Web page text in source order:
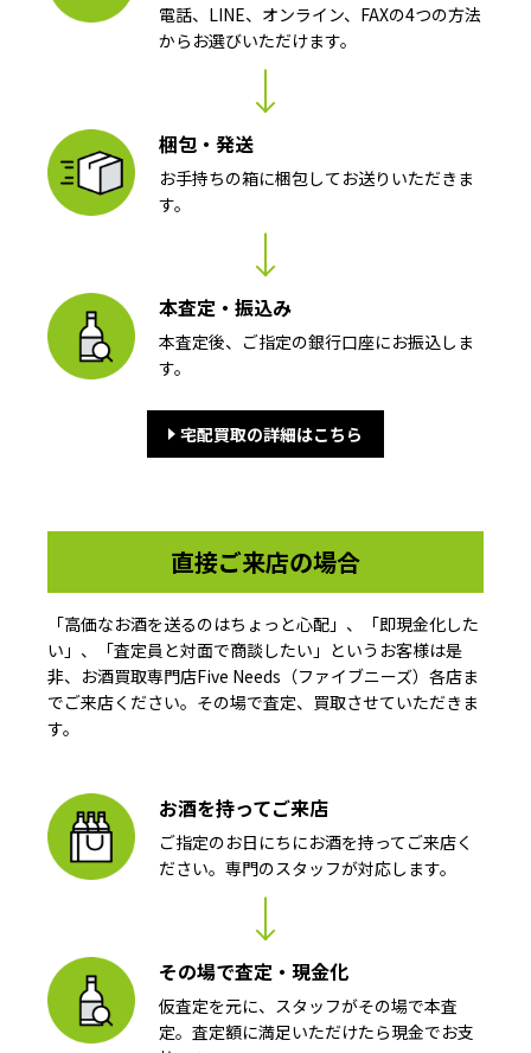
電話、LINE、オンライン、FAXの4つの方法
からお選びいただけます。
梱包・発送
お手持ちの箱に梱包してお送りいただきま
す。
本査定・振込み
本査定後、ご指定の銀行口座にお振込しま
す。
宅配買取の詳細はこちら
直接ご来店の場合
「高価なお酒を送るのはちょっと心配」、「即現金化した
い」、「査定員と対面で商談したい」というお客様は是
非、お酒買取専門店Five Needs（ファイブニーズ）各店ま
でご来店ください。その場で査定、買取させていただきま
す。
お酒を持ってご来店
ご指定のお日にちにお酒を持ってご来店く
ださい。専門のスタッフが対応します。
その場で査定・現金化
仮査定を元に、スタッフがその場で本査
定。査定額に満足いただけたら現金でお支